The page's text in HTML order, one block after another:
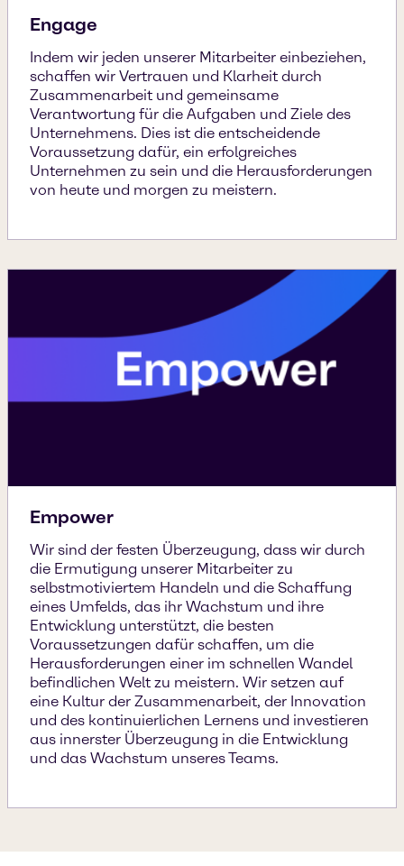
Engage
Indem wir jeden unserer Mitarbeiter einbeziehen,
schaffen wir Vertrauen und Klarheit durch
Zusammenarbeit und gemeinsame
Verantwortung für die Aufgaben und Ziele des
Unternehmens. Dies ist die entscheidende
Voraussetzung dafür, ein erfolgreiches
Unternehmen zu sein und die Herausforderungen
von heute und morgen zu meistern.
Empower
Wir sind der festen Überzeugung, dass wir durch
die Ermutigung unserer Mitarbeiter zu
selbstmotiviertem Handeln und die Schaffung
eines Umfelds, das ihr Wachstum und ihre
Entwicklung unterstützt, die besten
Voraussetzungen dafür schaffen, um die
Herausforderungen einer im schnellen Wandel
befindlichen Welt zu meistern. Wir setzen auf
eine Kultur der Zusammenarbeit, der Innovation
und des kontinuierlichen Lernens und investieren
aus innerster Überzeugung in die Entwicklung
und das Wachstum unseres Teams.